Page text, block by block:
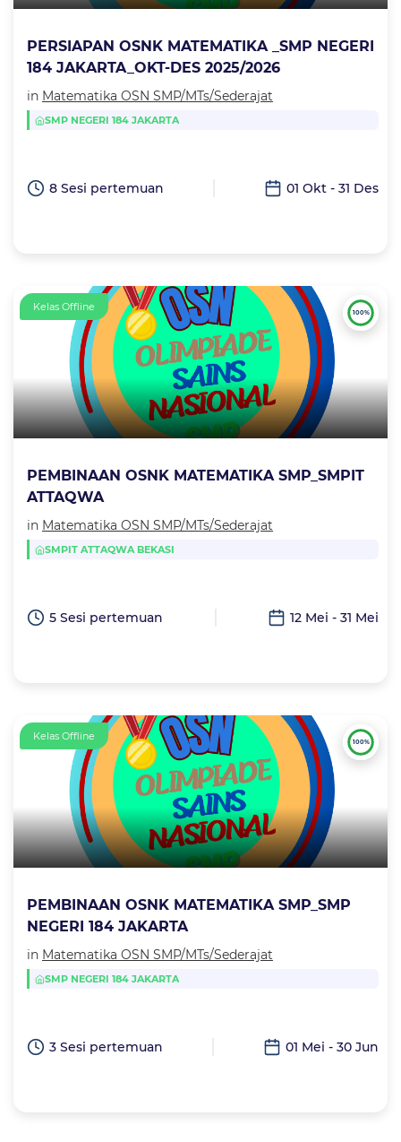
PERSIAPAN OSNK MATEMATIKA _SMP NEGERI
184 JAKARTA_OKT-DES 2025/2026
in Matematika OSN SMP/MTs/Sederajat
SMP NEGERI 184 JAKARTA
8 Sesi pertemuan 01 Okt - 31 Des
Kelas Offline 100%
PEMBINAAN OSNK MATEMATIKA SMP_SMPIT
ATTAQWA
in Matematika OSN SMP/MTs/Sederajat
SMPIT ATTAQWA BEKASI
5 Sesi pertemuan 12 Mei - 31 Mei
Kelas Offline 100%
PEMBINAAN OSNK MATEMATIKA SMP_SMP
NEGERI 184 JAKARTA
in Matematika OSN SMP/MTs/Sederajat
SMP NEGERI 184 JAKARTA
3 Sesi pertemuan 01 Mei - 30 Jun